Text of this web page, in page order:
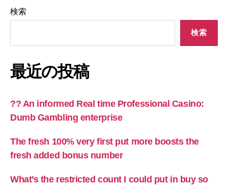
検索
検索
最近の投稿
?? An informed Real time Professional Casino:
Dumb Gambling enterprise
The fresh 100% very first put more boosts the
fresh added bonus number
What’s the restricted count I could put in buy so